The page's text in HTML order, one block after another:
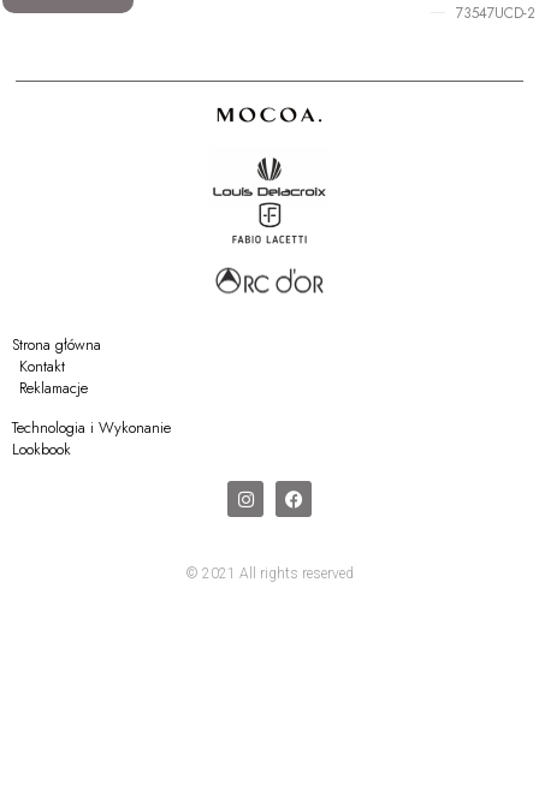
73547UCD-2
Strona główna
Kontakt
Reklamacje
Technologia i Wykonanie
Lookbook
© 2021 All rights reserved